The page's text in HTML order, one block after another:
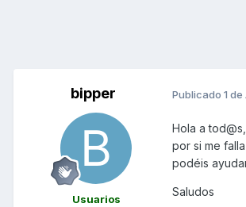
bipper
Usuarios
Publicado 1
Hola a
por si me
podéis
Saludos